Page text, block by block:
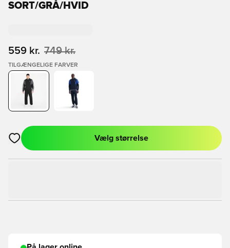
SORT/GRÅ/HVID
559 kr. 749 kr.
TILGÆNGELIGE FARVER
Åbner en Modal til at logge ind eller tilmelde dig som medlem
Vælg størrelse